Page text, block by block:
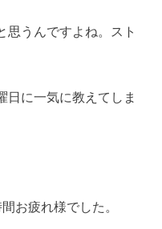
思うんですよね。スト
日に一気に教えてしま
お疲れ様でした。